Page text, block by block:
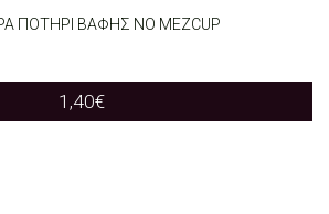
ΠΟΤΗΡΙ ΒΑΦΗΣ ΝΟ MEZCUP
1,40€